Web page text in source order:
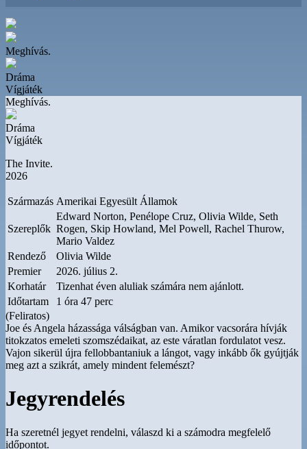
Meghívás.
Dráma
Vígjáték
Meghívás.
Dráma
Vígjáték
The Invite.
2026
Származás Amerikai Egyesült Államok
Szereplők
Edward Norton, Penélope Cruz, Olivia Wilde, Seth
Rogen, Skip Howland, Mel Powell, Rachel Thurow,
Mario Valdez
Rendező
Olivia Wilde
Premier
2026. július 2.
Korhatár
Tizenhat éven aluliak számára nem ajánlott.
Időtartam
1 óra 47 perc
(Feliratos)
Joe és Angela házassága válságban van. Amikor vacsorára hívják
titokzatos emeleti szomszédaikat, az este váratlan fordulatot vesz.
Vajon sikerül újra fellobbantaniuk a lángot, vagy inkább ők gyújtják
meg azt a szikrát, amely mindent felemészt?
Jegyrendelés
Ha szeretnél jegyet rendelni, válaszd ki a számodra megfelelő
időpontot.